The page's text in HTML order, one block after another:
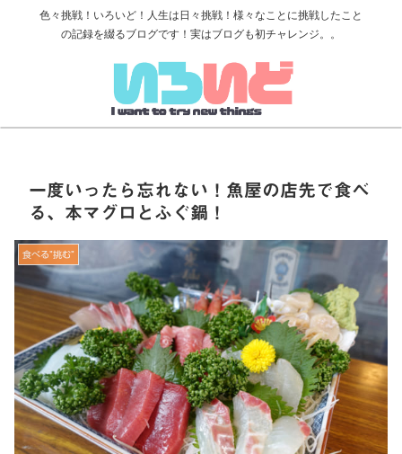
色々挑戦！いろいど！人生は日々挑戦！様々なことに挑戦したこと
の記録を綴るブログです！実はブログも初チャレンジ。。
一度いったら忘れない！魚屋の店先で食べ
る、本マグロとふぐ鍋！
食べる”挑む”